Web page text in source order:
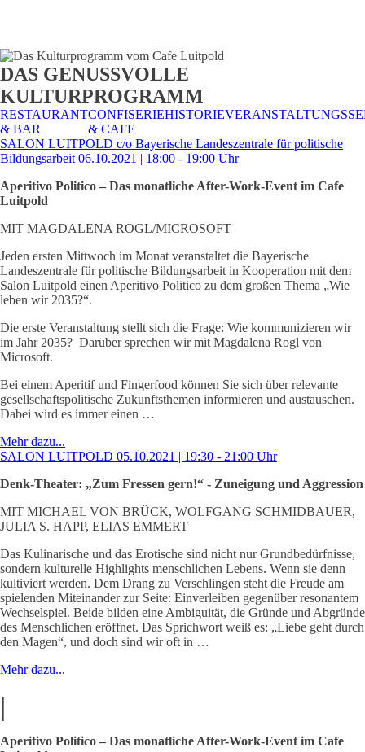
CAFE &
RESTAURANT
TISCHRESERVIERUNG
& KARTE
TISCHRESERVIERUNG
& SPEISEKARTE
DAS GENUSSVOLLE
KULTURPROGRAMM
RESTAURANT
& BAR
CONFISERIE
& CAFE
HISTORIE
SALON LUITPOLD c/o Bayerische Landeszentrale für politische
Bildungsarbeit 06.10.2021 | 18:00 - 19:00 Uhr
Aperitivo Politico – Das monatliche After-Work-Event im Cafe
Luitpold
MIT MAGDALENA ROGL/MICROSOFT
Jeden ersten Mittwoch im Monat veranstaltet die Bayerische
Landeszentrale für politische Bildungsarbeit in Kooperation mit dem
Salon Luitpold einen Aperitivo Politico zu dem großen Thema „Wie
leben wir 2035?“.
Die erste Veranstaltung stellt sich die Frage: Wie kommunizieren wir
im Jahr 2035? Darüber sprechen wir mit Magdalena Rogl von
Microsoft.
Bei einem Aperitif und Fingerfood können Sie sich über relevante
gesellschaftspolitische Zukunftsthemen informieren und austauschen.
Dabei wird es immer einen …
Mehr dazu...
SALON LUITPOLD 05.10.2021 | 19:30 - 21:00 Uhr
Denk-Theater: „Zum Fressen gern!“ - Zuneigung und Aggression
MIT MICHAEL VON BRÜCK, WOLFGANG SCHMIDBAUER,
JULIA S. HAPP, ELIAS EMMERT
Das Kulinarische und das Erotische sind nicht nur Grundbedürfnisse,
sondern kulturelle Highlights menschlichen Lebens. Wenn sie denn
kultiviert werden. Dem Drang zu Verschlingen steht die Freude am
spielenden Miteinander zur Seite: Einverleiben gegenüber resonantem
Wechselspiel. Beide bilden eine Ambiguität, die Gründe und Abgründe
des Menschlichen eröffnet. Das Sprichwort weiß es: „Liebe geht durch
den Magen“, und doch sind wir oft in …
Mehr dazu...
|
Aperitivo Politico – Das monatliche After-Work-Event im Cafe